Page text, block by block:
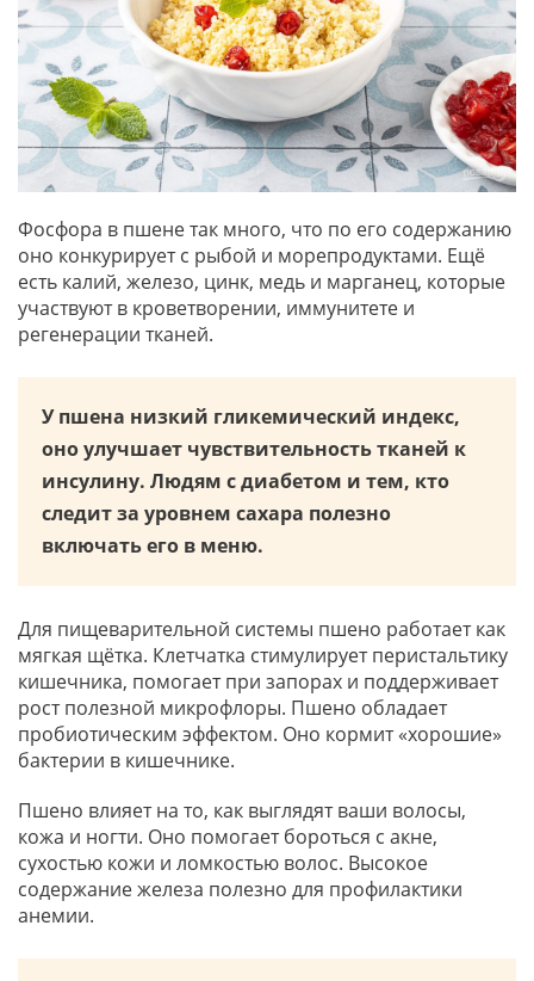
Фосфора в пшене так много, что по его содержанию
оно конкурирует с рыбой и морепродуктами. Ещё
есть калий, железо, цинк, медь и марганец, которые
участвуют в кроветворении, иммунитете и
регенерации тканей.
У пшена низкий гликемический индекс,
оно улучшает чувствительность тканей к
инсулину. Людям с диабетом и тем, кто
следит за уровнем сахара полезно
включать его в меню.
Для пищеварительной системы пшено работает как
мягкая щётка. Клетчатка стимулирует перистальтику
кишечника, помогает при запорах и поддерживает
рост полезной микрофлоры. Пшено обладает
пробиотическим эффектом. Оно кормит «хорошие»
бактерии в кишечнике.
Пшено влияет на то, как выглядят ваши волосы,
кожа и ногти. Оно помогает бороться с акне,
сухостью кожи и ломкостью волос. Высокое
содержание железа полезно для профилактики
анемии.